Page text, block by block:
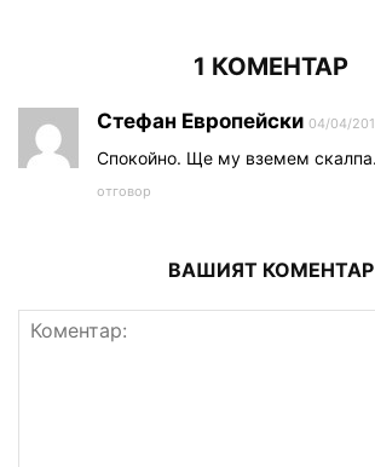
1 КОМЕНТАР
Стефан Европейски 04/04/
Спокойно. Ще му вземем скалпа.
отговор
ВАШИЯТ КОМЕНТАР